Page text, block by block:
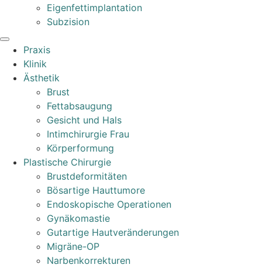
Eigenfettimplantation
Subzision
Praxis
Klinik
Ästhetik
Brust
Fettabsaugung
Gesicht und Hals
Intimchirurgie Frau
Körperformung
Plastische Chirurgie
Brustdeformitäten
Bösartige Hauttumore
Endoskopische Operationen
Gynäkomastie
Gutartige Hautveränderungen
Migräne-OP
Narbenkorrekturen